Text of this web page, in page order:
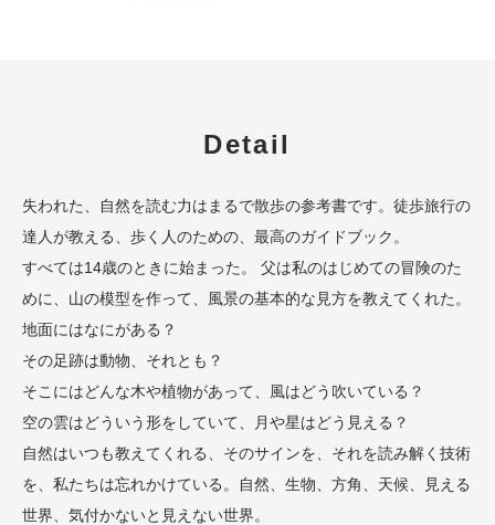
Detail
失われた、自然を読む力はまるで散歩の参考書です。徒歩旅行の
達人が教える、歩く人のための、最高のガイドブック。
すべては14歳のときに始まった。 父は私のはじめての冒険のた
めに、山の模型を作って、風景の基本的な見方を教えてくれた。
地面にはなにがある？
その足跡は動物、それとも？
そこにはどんな木や植物があって、風はどう吹いている？
空の雲はどういう形をしていて、月や星はどう見える？
自然はいつも教えてくれる、そのサインを、それを読み解く技術
を、私たちは忘れかけている。自然、生物、方角、天候、見える
世界、気付かないと見えない世界。